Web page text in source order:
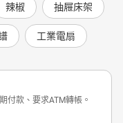
辣椒 抽屜床架
工業電扇
付款、要求ATM轉帳。